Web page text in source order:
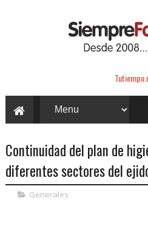
Continuidad del plan de
diferentes sectores del
Generales